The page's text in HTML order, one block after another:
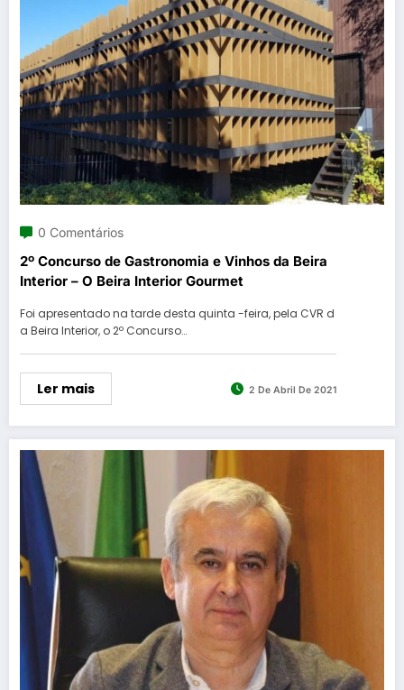
0 Comentários
2º Concurso de Gastronomia e Vinhos da Beira
Interior – O Beira Interior Gourmet
Foi apresentado na tarde desta quinta -feira, pela CVR d
a Beira Interior, o 2º Concurso…
Ler mais 2 De Abril De 2021